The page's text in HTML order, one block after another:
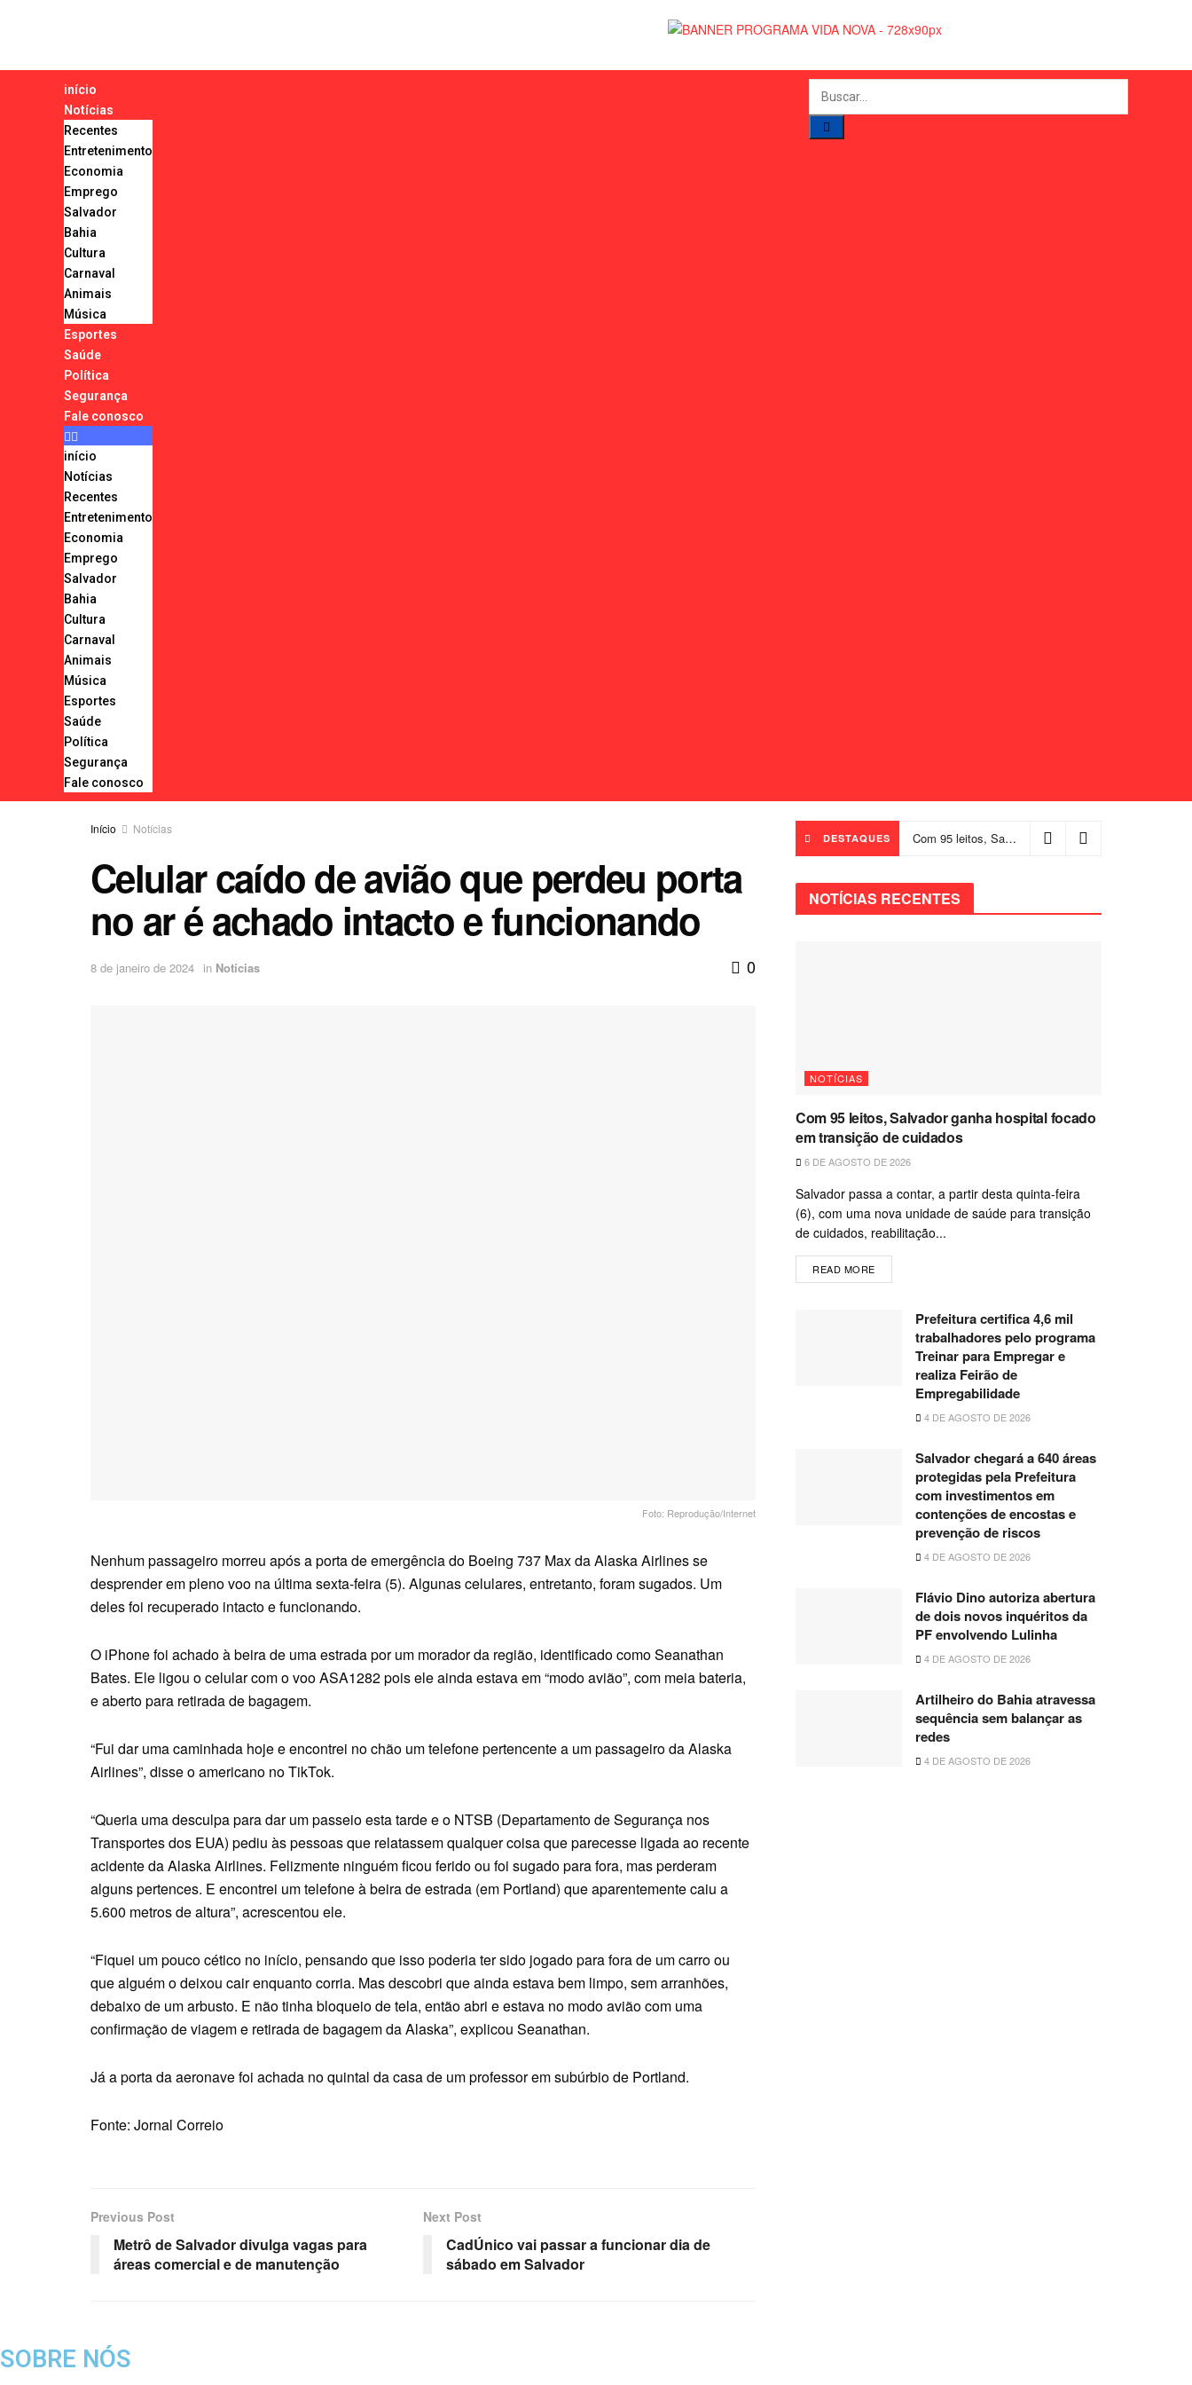
início
Notícias
Recentes
Entretenimento
Economia
Emprego
Salvador
Bahia
Cultura
Carnaval
Animais
Música
Esportes
Saúde
Política
Segurança
Fale conosco
início
Notícias
Recentes
Entretenimento
Economia
Emprego
Salvador
Bahia
Cultura
Carnaval
Animais
Música
Esportes
Saúde
Política
Segurança
Fale conosco
Início Notícias
Celular caído de avião que perdeu porta
no ar é achado intacto e funcionando
8 de janeiro de 2024 in Notícias 0
Foto: Reprodução/Internet
Nenhum passageiro morreu após a porta de emergência do Boeing 737 Max da Alaska Airlines se
desprender em pleno voo na última sexta-feira (5). Algunas celulares, entretanto, foram sugados. Um
deles foi recuperado intacto e funcionando.
O iPhone foi achado à beira de uma estrada por um morador da região, identificado como Seanathan
Bates. Ele ligou o celular com o voo ASA1282 pois ele ainda estava em “modo avião”, com meia bateria,
e aberto para retirada de bagagem.
“Fui dar uma caminhada hoje e encontrei no chão um telefone pertencente a um passageiro da Alaska
Airlines”, disse o americano no TikTok.
“Queria uma desculpa para dar um passeio esta tarde e o NTSB (Departamento de Segurança nos
Transportes dos EUA) pediu às pessoas que relatassem qualquer coisa que parecesse ligada ao recente
acidente da Alaska Airlines. Felizmente ninguém ficou ferido ou foi sugado para fora, mas perderam
alguns pertences. E encontrei um telefone à beira de estrada (em Portland) que aparentemente caiu a
5.600 metros de altura”, acrescentou ele.
“Fiquei um pouco cético no início, pensando que isso poderia ter sido jogado para fora de um carro ou
que alguém o deixou cair enquanto corria. Mas descobri que ainda estava bem limpo, sem arranhões,
debaixo de um arbusto. E não tinha bloqueio de tela, então abri e estava no modo avião com uma
confirmação de viagem e retirada de bagagem da Alaska”, explicou Seanathan.
Já a porta da aeronave foi achada no quintal da casa de um professor em subúrbio de Portland.
Fonte: Jornal Correio
Previous Post
Metrô de Salvador divulga vagas para
áreas comercial e de manutenção
Next Post
CadÚnico vai passar a funcionar dia de
sábado em Salvador
DESTAQUES Com 95 leitos, Salvador ganha hospital focado em transição de cuidados
NOTÍCIAS RECENTES
NOTÍCIAS
Com 95 leitos, Salvador ganha hospital focado
em transição de cuidados
6 DE AGOSTO DE 2026
Salvador passa a contar, a partir desta quinta-feira
(6), com uma nova unidade de saúde para transição
de cuidados, reabilitação...
READ MORE
Prefeitura certifica 4,6 mil
trabalhadores pelo programa
Treinar para Empregar e
realiza Feirão de
Empregabilidade
4 DE AGOSTO DE 2026
Salvador chegará a 640 áreas
protegidas pela Prefeitura
com investimentos em
contenções de encostas e
prevenção de riscos
4 DE AGOSTO DE 2026
Flávio Dino autoriza abertura
de dois novos inquéritos da
PF envolvendo Lulinha
4 DE AGOSTO DE 2026
Artilheiro do Bahia atravessa
sequência sem balançar as
redes
4 DE AGOSTO DE 2026
SOBRE NÓS